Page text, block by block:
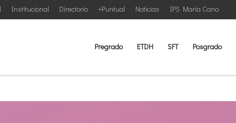
IPS María Cano
Noticias
+Puntual
Directorio
Institucional
Pregrado ETDH SFT Posgrado